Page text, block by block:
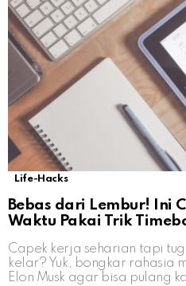
Life-Hacks
Bebas dari Lembur! Ini
Waktu Pakai Trik
Capek kerja seharian tapi
kelar? Yuk, bongkar rahasia
Elon Musk agar bisa pulang